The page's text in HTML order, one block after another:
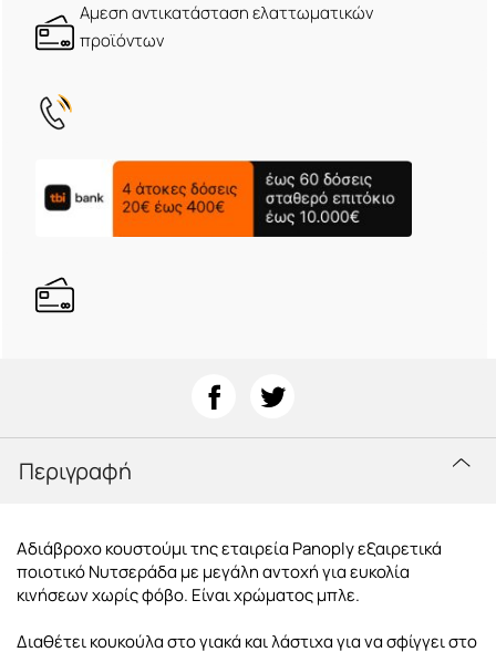
Αμεση αντικατάσταση ελαττωματικών
προϊόντων
Περιγραφή
Αδιάβροχο κουστούμι της εταιρεία Panoply εξαιρετικά
ποιοτικό Νυτσεράδα με μεγάλη αντοχή για ευκολία
κινήσεων χωρίς φόβο. Είναι χρώματος μπλε.
Διαθέτει κουκούλα στο γιακά και λάστιχα για να σφίγγει στο